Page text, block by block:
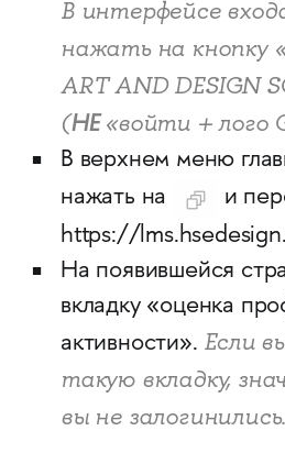
В интерфейсе
нажать на кнопку
ART AND DESIGN
(НЕ«войти + лого
В верхнем меню
нажать на
и
https://
На появившейся
вкладку «оценка
активности». Если
такую вкладку,
вы не залогинились.